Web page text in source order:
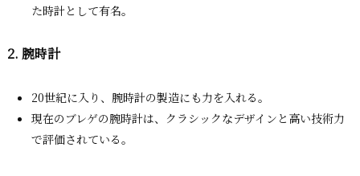
た時計として有名。
2. 腕時計
20世紀に入り、腕時計の製造にも力を入れる。
現在のブレゲの腕時計は、クラシックなデザインと高い技術力
で評価されている。